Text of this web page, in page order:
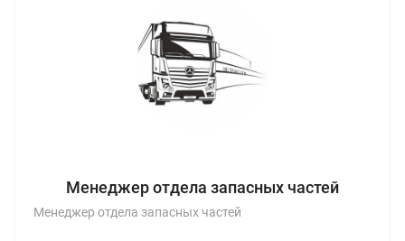
Менеджер отдела запасных частей
Менеджер отдела запасных частей